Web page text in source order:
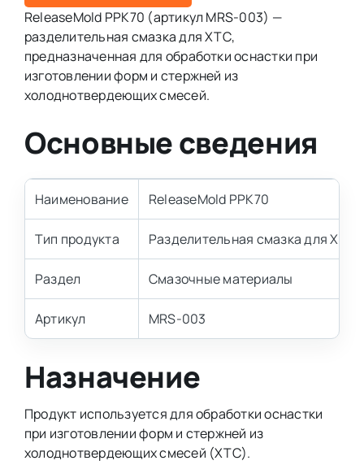
ReleaseMold PPK70 (артикул MRS-003) —
разделительная смазка для ХТС,
предназначенная для обработки оснастки при
изготовлении форм и стержней из
холоднотвердеющих смесей.
Основные сведения
Наименование ReleaseMold PPK70
Тип продукта Разделительная смазка для ХТС
Раздел Смазочные материалы
Артикул MRS-003
Назначение
Продукт используется для обработки оснастки
при изготовлении форм и стержней из
холоднотвердеющих смесей (ХТС).